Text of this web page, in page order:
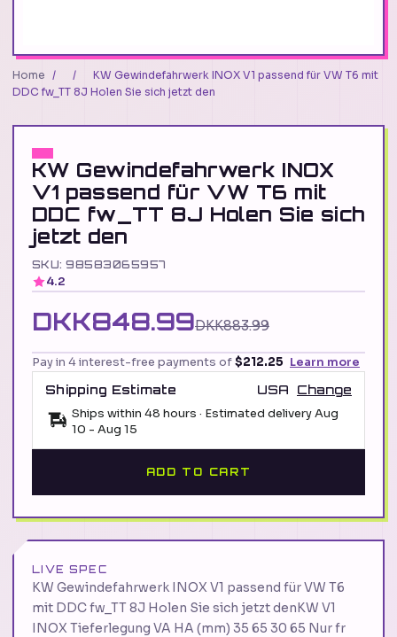
Home / /
KW Gewindefahrwerk INOX V1 passend für VW T6 mit
DDC fw_TT 8J Holen Sie sich jetzt den
KW Gewindefahrwerk INOX
V1 passend für VW T6 mit
DDC fw_TT 8J Holen Sie sich
jetzt den
SKU: 98583065957
4.2
DKK848.99DKK883.99
Pay in 4 interest-free payments of$212.25 Learn more
Shipping Estimate
USA
Change
Ships within 48 hours · Estimated deliveryAug
10 - Aug 15
ADD TO CART
LIVE SPEC
KW Gewindefahrwerk INOX V1 passend für VW T6
mit DDC fw_TT 8J Holen Sie sich jetzt denKW V1
INOX Tieferlegung VA HA (mm) 35 65 30 65 Nur fr